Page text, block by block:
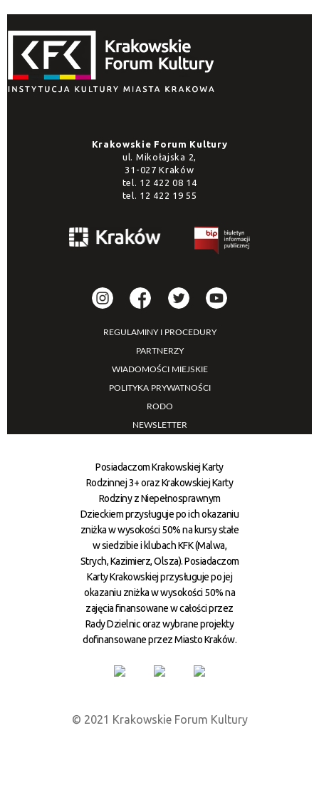
Krakowskie Forum Kultury
ul. Mikołajska 2,
31-027 Kraków
tel. 12 422 08 14
tel. 12 422 19 55
REGULAMINY I PROCEDURY
PARTNERZY
WIADOMOŚCI MIEJSKIE
POLITYKA PRYWATNOŚCI
RODO
NEWSLETTER
Posiadaczom Krakowskiej Karty
Rodzinnej 3+ oraz Krakowskiej Karty
Rodziny z Niepełnosprawnym
Dzieckiem przysługuje po ich okazaniu
zniżka w wysokości 50% na kursy stałe
w siedzibie i klubach KFK (Malwa,
Strych, Kazimierz, Olsza). Posiadaczom
Karty Krakowskiej przysługuje po jej
okazaniu zniżka w wysokości 50% na
zajęcia finansowane w całości przez
Rady Dzielnic oraz wybrane projekty
dofinansowane przez Miasto Kraków.
© 2021 Krakowskie Forum Kultury